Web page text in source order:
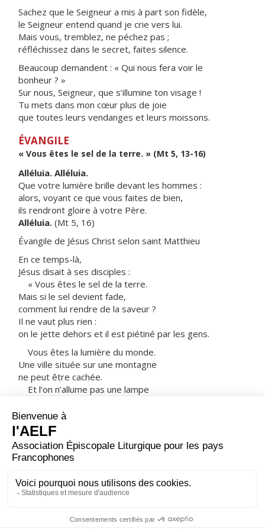
Sachez que le Seigneur a mis à part son fidèle,
le Seigneur entend quand je crie vers lui.
Mais vous, tremblez, ne péchez pas ;
réfléchissez dans le secret, faites silence.
Beaucoup demandent : « Qui nous fera voir le
bonheur ? »
Sur nous, Seigneur, que s’illumine ton visage !
Tu mets dans mon cœur plus de joie
que toutes leurs vendanges et leurs moissons.
ÉVANGILE
« Vous êtes le sel de la terre. » (Mt 5, 13-16)
Alléluia. Alléluia.
Que votre lumière brille devant les hommes :
alors, voyant ce que vous faites de bien,
ils rendront gloire à votre Père.
Alléluia. (Mt 5, 16)
Évangile de Jésus Christ selon saint Matthieu
En ce temps-là,
Jésus disait à ses disciples :
« Vous êtes le sel de la terre.
Mais si le sel devient fade,
comment lui rendre de la saveur ?
Il ne vaut plus rien :
on le jette dehors et il est piétiné par les gens.
Vous êtes la lumière du monde.
Une ville située sur une montagne
ne peut être cachée.
Et l’on n’allume pas une lampe
on la met sur le lampadaire,
et elle brille pour tous ceux qui sont dans la maison.
De même, que votre lumière brille devant les
hommes :
alors, voyant ce que vous faites de bien,
ils rendront gloire à votre Père qui est aux cieux. »
– Acclamons la Parole de Dieu.